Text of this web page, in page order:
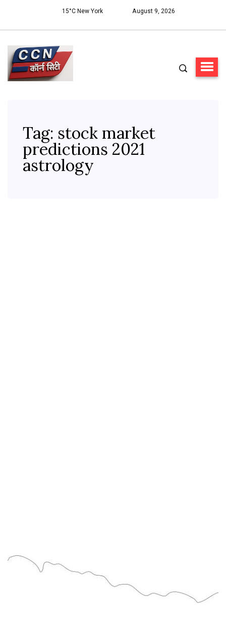
15°C New York August 9, 2026
Tag: stock market
predictions 2021
astrology